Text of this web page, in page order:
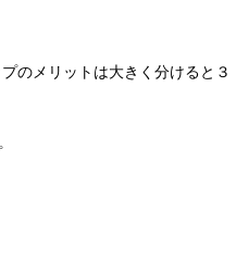
のメリットは大きく分けると３